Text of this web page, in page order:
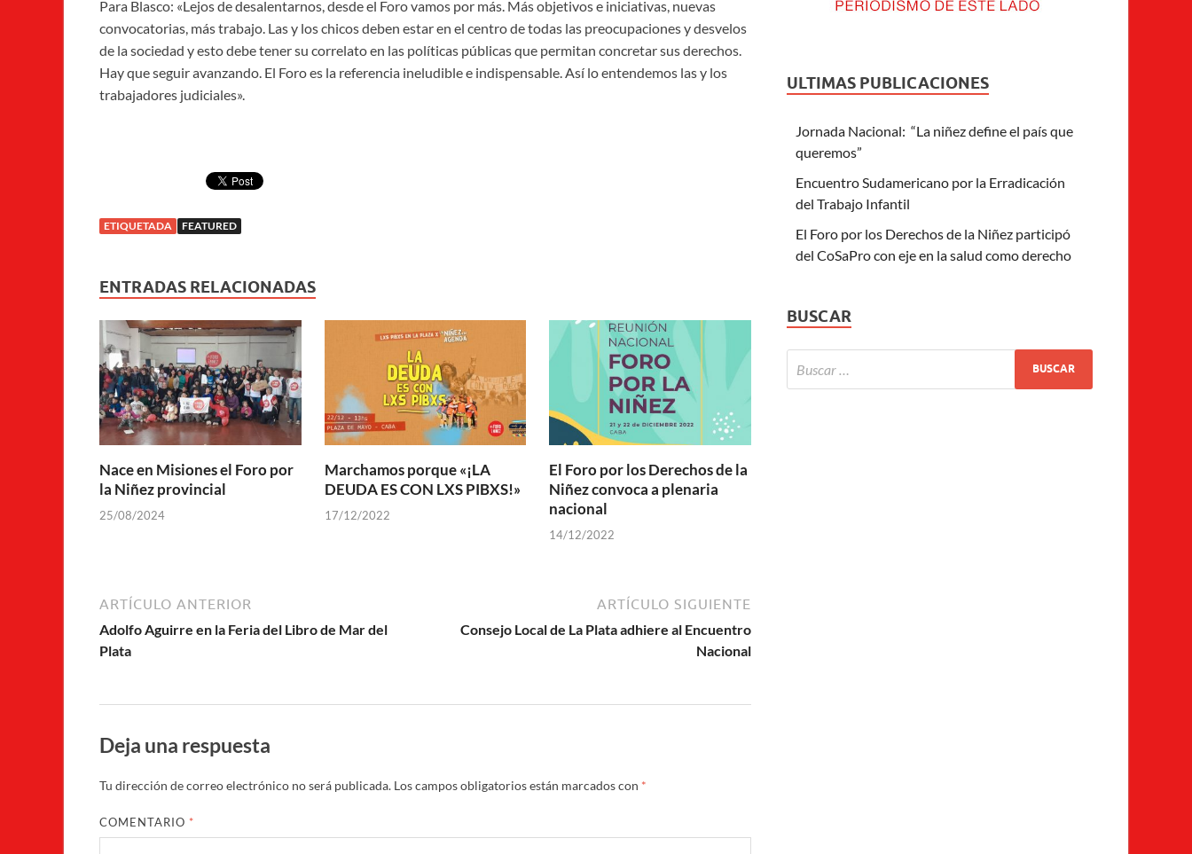
Para Blasco: «Lejos de desalentarnos, desde el Foro vamos por más. Más objetivos e iniciativas, nuevas
convocatorias, más trabajo. Las y los chicos deben estar en el centro de todas las preocupaciones y desvelos
de la sociedad y esto debe tener su correlato en las políticas públicas que permitan concretar sus derechos.
Hay que seguir avanzando. El Foro es la referencia ineludible e indispensable. Así lo entendemos las y los
trabajadores judiciales».
ETIQUETADA FEATURED
ENTRADAS RELACIONADAS
Nace en Misiones el Foro por
la Niñez provincial
25/08/2024
Marchamos porque «¡LA
DEUDA ES CON LXS PIBXS!»
17/12/2022
El Foro por los Derechos de la
Niñez convoca a plenaria
nacional
14/12/2022
ARTÍCULO ANTERIOR
Adolfo Aguirre en la Feria del Libro de Mar del
Plata
ARTÍCULO SIGUIENTE
Consejo Local de La Plata adhiere al Encuentro
Nacional
Deja una respuesta
Tu dirección de correo electrónico no será publicada. Los campos obligatorios están marcados con *
COMENTARIO *
ULTIMAS PUBLICACIONES
Jornada Nacional: “La niñez define el país que
queremos”
Encuentro Sudamericano por la Erradicación
del Trabajo Infantil
El Foro por los Derechos de la Niñez participó
del CoSaPro con eje en la salud como derecho
BUSCAR